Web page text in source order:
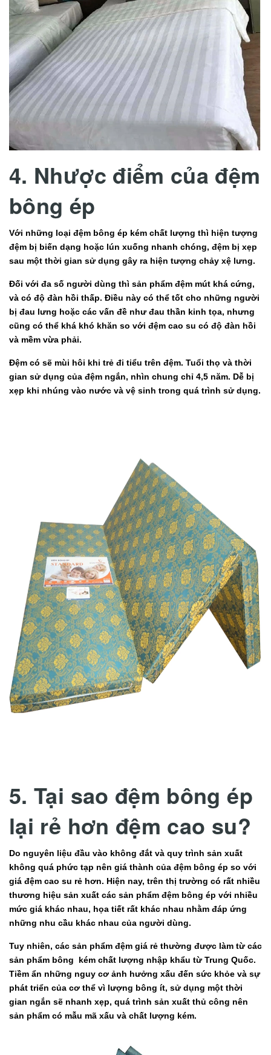
4. Nhược điểm của đệm
bông ép
Với những loại đệm bông ép kém chất lượng thì hiện tượng
đệm bị biến dạng hoặc lún xuống nhanh chóng, đệm bị xẹp
sau một thời gian sử dụng gây ra hiện tượng chảy xệ lưng.
Đối với đa số người dùng thì sản phẩm đệm mút khá cứng,
và có độ đàn hồi thấp. Điều này có thể tốt cho những người
bị đau lưng hoặc các vấn đề như đau thần kinh tọa, nhưng
cũng có thể khá khó khăn so với đệm cao su có độ đàn hồi
và mềm vừa phải.
Đệm có sẽ mùi hôi khi trẻ đi tiểu trên đệm. Tuổi thọ và thời
gian sử dụng của đệm ngắn, nhìn chung chỉ 4,5 năm. Dễ bị
xẹp khi nhúng vào nước và vệ sinh trong quá trình sử dụng.
5. Tại sao đệm bông ép
lại rẻ hơn đệm cao su?
Do nguyên liệu đầu vào không đắt và quy trình sản xuất
không quá phức tạp nên giá thành của đệm bông ép so với
giá đệm cao su rẻ hơn. Hiện nay, trên thị trường có rất nhiều
thương hiệu sản xuất các sản phẩm đệm bông ép với nhiều
mức giá khác nhau, họa tiết rất khác nhau nhằm đáp ứng
những nhu cầu khác nhau của người dùng.
Tuy nhiên, các sản phẩm đệm giá rẻ thường được làm từ các
sản phẩm bông kém chất lượng nhập khẩu từ Trung Quốc.
Tiềm ẩn những nguy cơ ảnh hưởng xấu đến sức khỏe và sự
phát triển của cơ thể vì lượng bông ít, sử dụng một thời
gian ngắn sẽ nhanh xẹp, quá trình sản xuất thủ công nên
sản phẩm có mẫu mã xấu và chất lượng kém.